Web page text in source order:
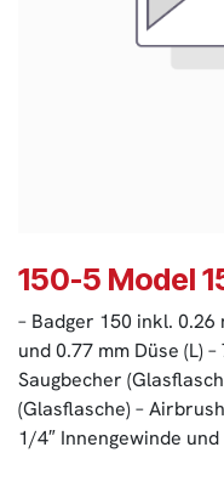
150-5 Model
– Badger 150 inkl. 0.26
und 0.77 mm Düse (L)
Saugbecher
(Glasflasche) –
1/4″ Innengewinde